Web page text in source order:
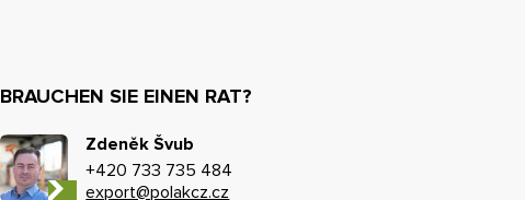
BRAUCHEN SIE EINEN RAT?
Zdeněk Švub
+420 733 735 484
export@polakcz.cz